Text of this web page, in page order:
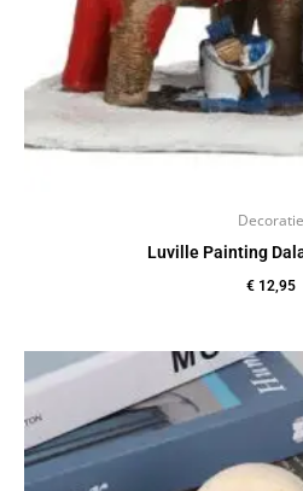
Decoratie
Luville Painting
€12,95